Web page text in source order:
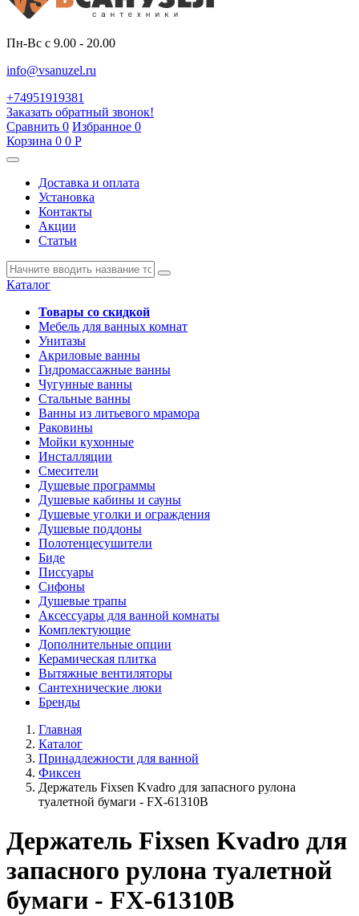
Пн-Вс с 9.00 - 20.00
info@vsanuzel.ru
+74951919381
Заказать обратный звонок!
Сравнить 0 Избранное 0
Корзина 0 0 Р
Доставка и оплата
Установка
Контакты
Акции
Статьи
Каталог
Товары со скидкой
Мебель для ванных комнат
Унитазы
Акриловые ванны
Гидромассажные ванны
Чугунные ванны
Стальные ванны
Ванны из литьевого мрамора
Раковины
Мойки кухонные
Инсталляции
Смесители
Душевые программы
Душевые кабины и сауны
Душевые уголки и ограждения
Душевые поддоны
Полотенцесушители
Биде
Писсуары
Сифоны
Душевые трапы
Аксессуары для ванной комнаты
Комплектующие
Дополнительные опции
Керамическая плитка
Вытяжные вентиляторы
Сантехнические люки
Бренды
Главная
Каталог
Принадлежности для ванной
Фиксен
Держатель Fixsen Kvadro для запасного рулона
туалетной бумаги - FX-61310B
Держатель Fixsen Kvadro для
запасного рулона туалетной
бумаги - FX-61310B